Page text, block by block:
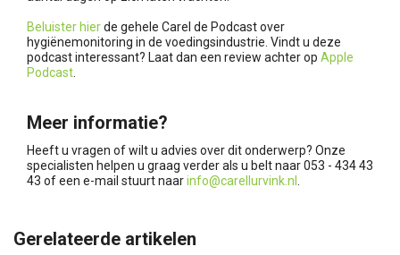
Beluister hierde gehele Carel de Podcast over
hygiënemonitoring in de voedingsindustrie. Vindt u deze
podcast interessant? Laat dan een review achter op Apple
Podcast
Meer informatie?
Heeft u vragen of wilt u advies over dit onderwerp? Onze
specialisten helpen u graag verder als u belt naar 053 - 434 43
43 of een e-mail stuurt naarinfo@carellurvink.nl
Gerelateerde artikelen